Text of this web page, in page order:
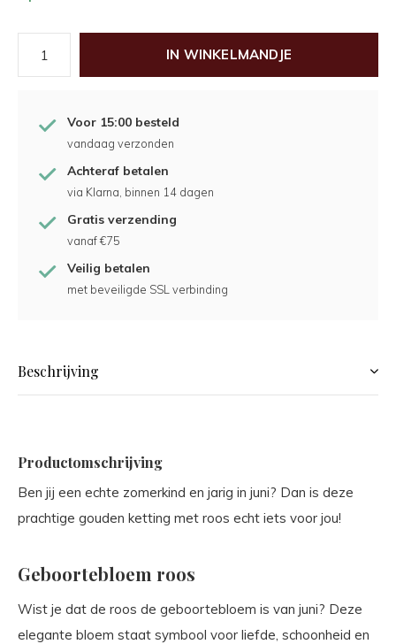
IN WINKELMANDJE
Voor 15:00 besteld
vandaag verzonden
Achteraf betalen
via Klarna, binnen 14 dagen
Gratis verzending
vanaf €75
Veilig betalen
met beveiligde SSL verbinding
Beschrijving
Productomschrijving
Ben jij een echte zomerkind en jarig in juni? Dan is deze
prachtige gouden ketting met roos echt iets voor jou!
Geboortebloem roos
Wist je dat de roos de geboortebloem is van juni? Deze
elegante bloem staat symbool voor liefde, schoonheid en